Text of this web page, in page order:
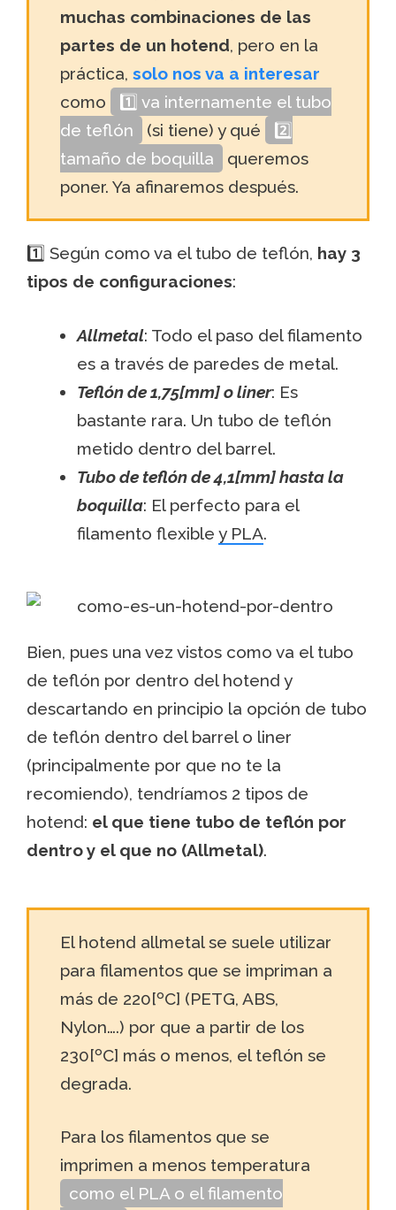
muchas combinaciones de las
partes de un hotend, pero en la
práctica, solo nos va a interesar
como
1️⃣ va internamente el tubo
de teflón
(si tiene) y qué
2️⃣
tamaño de boquilla
queremos
poner. Ya afinaremos después.
1️⃣ Según como va el tubo de teflón, hay 3
tipos de configuraciones:
Allmetal: Todo el paso del filamento
es a través de paredes de metal.
Teflón de 1,75[mm] o liner: Es
bastante rara. Un tubo de teflón
metido dentro del barrel.
Tubo de teflón de 4,1[mm] hasta la
boquilla: El perfecto para el
filamento flexible y PLA.
Bien, pues una vez vistos como va el tubo
de teflón por dentro del hotend y
descartando en principio la opción de tubo
de teflón dentro del barrel o liner
(principalmente por que no te la
recomiendo), tendríamos 2 tipos de
hotend: el que tiene tubo de teflón por
dentro y el que no (Allmetal).
El hotend allmetal se suele utilizar
para filamentos que se impriman a
más de 220[ºC] (PETG, ABS,
Nylon….) por que a partir de los
230[ºC] más o menos, el teflón se
degrada.
Para los filamentos que se
imprimen a menos temperatura
como el PLA o el filamento